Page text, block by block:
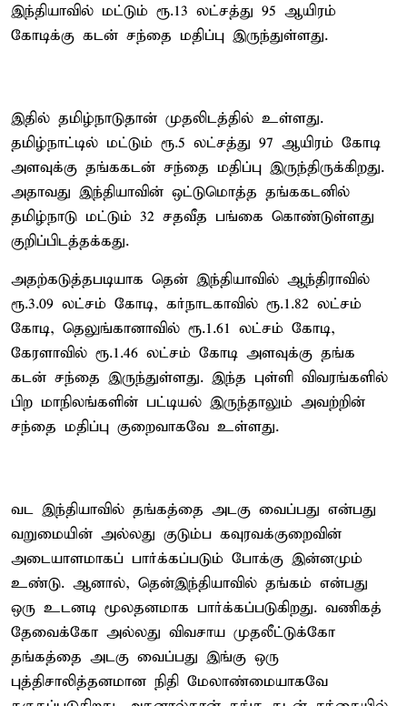
இந்தியாவில் மட்டும் ரூ.13 லட்சத்து 95 ஆயிரம்
கோடிக்கு கடன் சந்தை மதிப்பு இருந்துள்ளது.
இதில் தமிழ்நாடுதான் முதலிடத்தில் உள்ளது.
தமிழ்நாட்டில் மட்டும் ரூ.5 லட்சத்து 97 ஆயிரம் கோடி
அளவுக்கு தங்ககடன் சந்தை மதிப்பு இருந்திருக்கிறது.
அதாவது இந்தியாவின் ஒட்டுமொத்த தங்ககடனில்
தமிழ்நாடு மட்டும் 32 சதவீத பங்கை கொண்டுள்ளது
குறிப்பிடத்தக்கது.
அதற்கடுத்தபடியாக தென் இந்தியாவில் ஆந்திராவில்
ரூ.3.09 லட்சம் கோடி, கர்நாடகாவில் ரூ.1.82 லட்சம்
கோடி, தெலுங்கானாவில் ரூ.1.61 லட்சம் கோடி,
கேரளாவில் ரூ.1.46 லட்சம் கோடி அளவுக்கு தங்க
கடன் சந்தை இருந்துள்ளது. இந்த புள்ளி விவரங்களில்
பிற மாநிலங்களின் பட்டியல் இருந்தாலும் அவற்றின்
சந்தை மதிப்பு குறைவாகவே உள்ளது.
வட இந்தியாவில் தங்கத்தை அடகு வைப்பது என்பது
வறுமையின் அல்லது குடும்ப கவுரவக்குறைவின்
அடையாளமாகப் பார்க்கப்படும் போக்கு இன்னமும்
உண்டு. ஆனால், தென்இந்தியாவில் தங்கம் என்பது
ஒரு உடனடி மூலதனமாக பார்க்கப்படுகிறது. வணிகத்
தேவைக்கோ அல்லது விவசாய முதலீட்டுக்கோ
தங்கத்தை அடகு வைப்பது இங்கு ஒரு
புத்திசாலித்தனமான நிதி மேலாண்மையாகவே